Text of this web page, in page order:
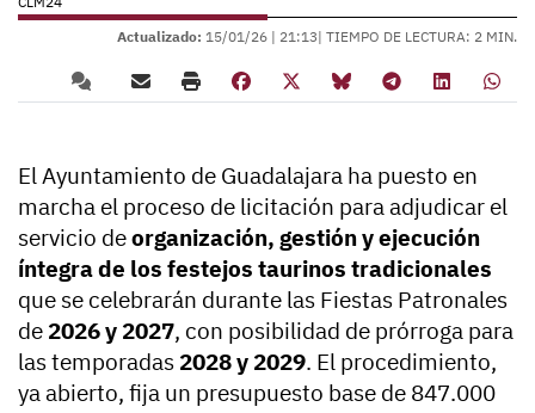
Actualizado: 15/01/26 | 21:13| TIEMPO DE LECTURA: 2 MIN.
El Ayuntamiento de Guadalajara ha puesto en
marcha el proceso de licitación para adjudicar el
servicio deorganización, gestión y ejecución
íntegra de los festejos taurinos tradicionales
que se celebrarán durante las Fiestas Patronales
de 2026 y 2027, con posibilidad de prórroga para
las temporadas 2028 y 2029. El procedimiento,
ya abierto, fija un presupuesto base de 847.000